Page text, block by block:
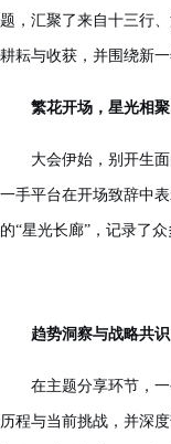
题，汇聚了来自十三行
耕耘与收获，并围绕新
繁花开场，星光相
大会伊始，别开生
一手平台在开场致辞中
的“星光长廊”，记录了
趋势洞察与战略共
在主题分享环节，
历程与当前挑战，并深